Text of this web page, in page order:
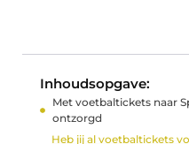
Inhoudsopgave:
Met voetbaltickets naar
ontzorgd
Heb jij al voetbaltickets